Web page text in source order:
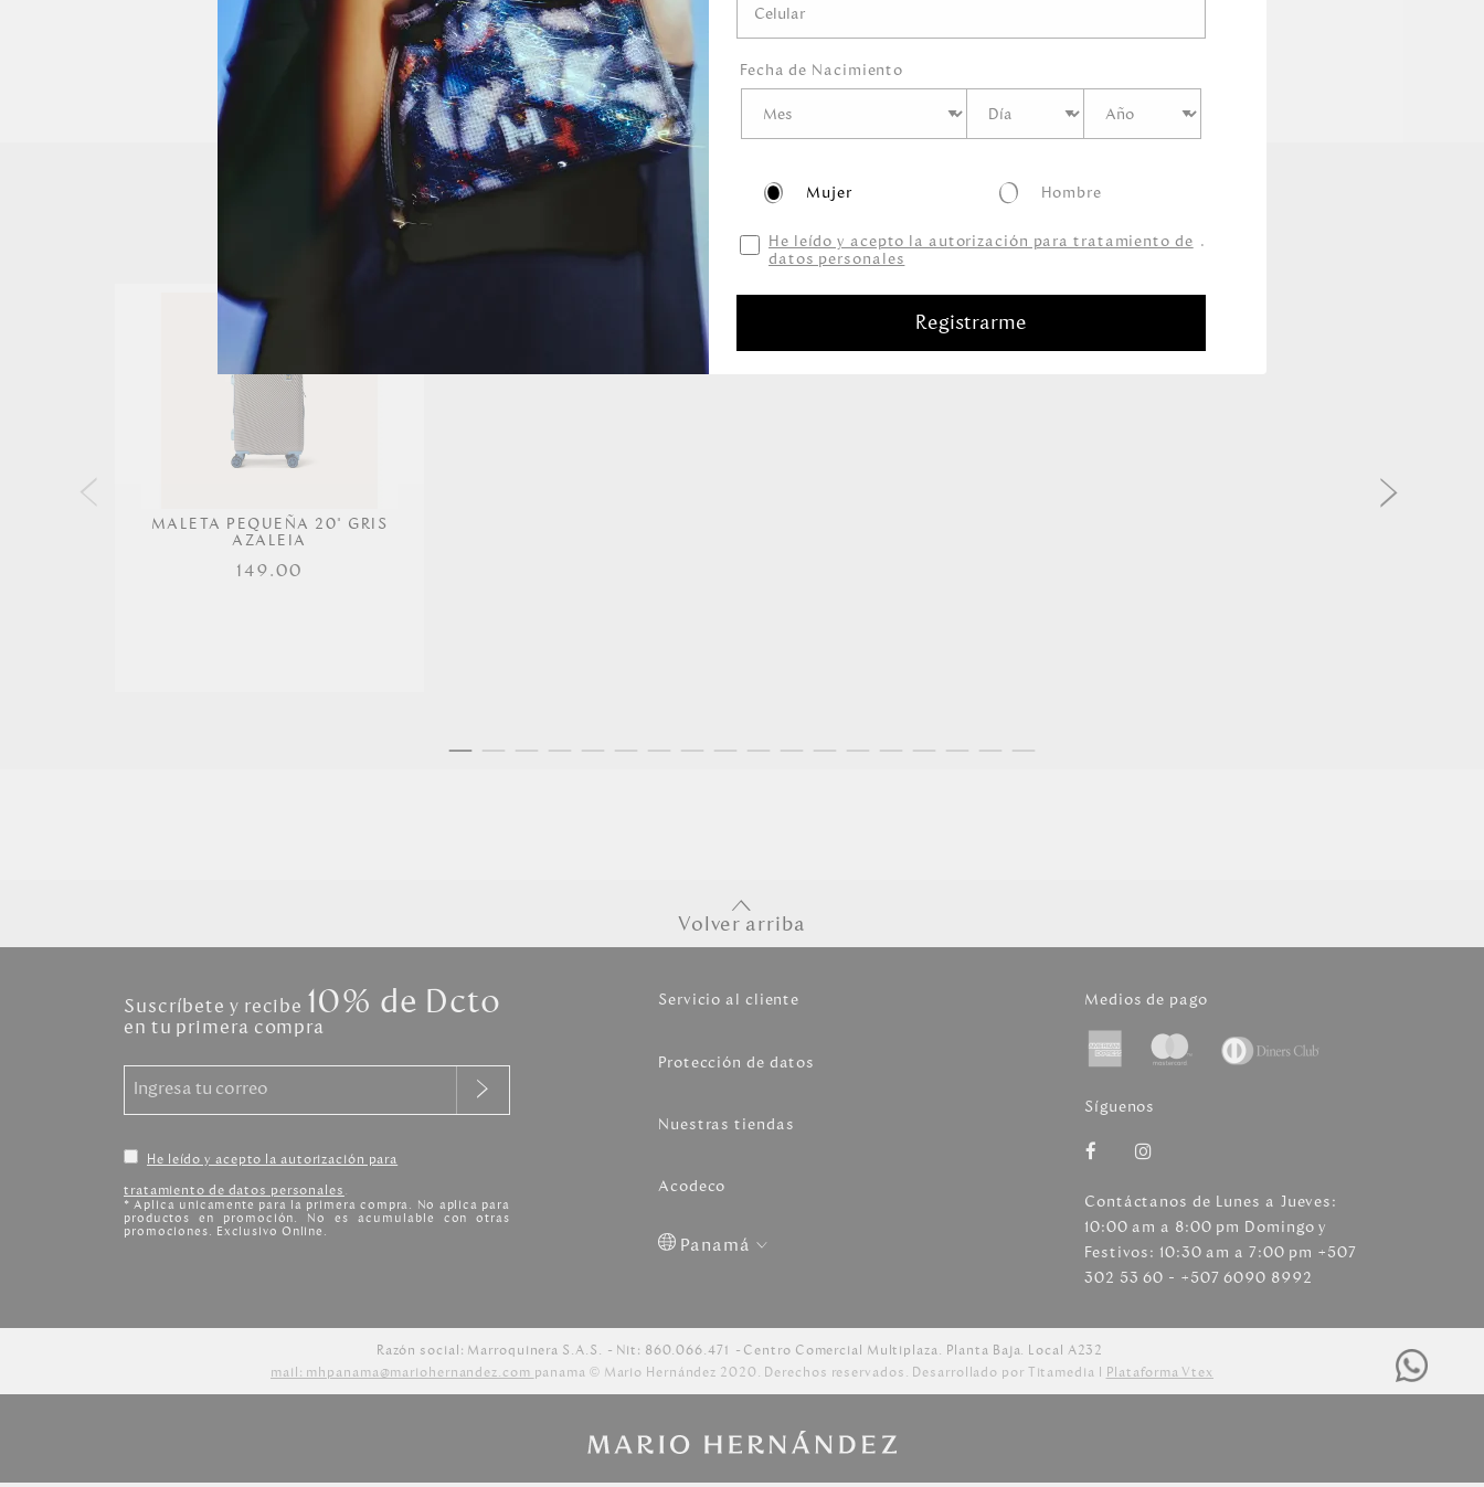
Productos relacionados
MALETA PEQUEÑA 20" GRIS
AZALEIA
149.00
Volver arriba
Suscríbete y recibe 10% de Dcto
en tu primera compra
He leído y acepto la autorización para
tratamiento de datos personales.
* Aplica unicamente para la primera compra. No aplica para
productos en promoción. No es acumulable con otras
promociones. Exclusivo Online.
Servicio al cliente
Protección de datos
Nuestras tiendas
Acodeco
Panamá
Medios de pago
Síguenos
Contáctanos de Lunes a Jueves:
10:00 am a 8:00 pm Domingo y
Festivos: 10:30 am a 7:00 pm +507
302 53 60 - +507 6090 8992
Razón social: Marroquinera S.A.S. Nit: 860.066.471
Centro Comercial Multiplaza. Planta Baja. Local A232
mail: mhpanama@mariohernandez.com panama © Mario Hernández 2020. Derechos reservados. Desarrollado por Titamedia l Plataforma Vtex
Fecha de Nacimiento
Mujer Hombre
He leído y acepto la autorización para tratamiento de
datos personales
.
Registrarme